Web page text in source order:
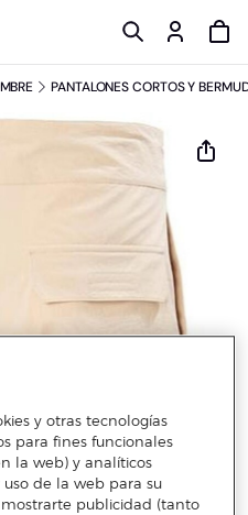
PANTALONES CORTOS Y
y otras tecnologías
para fines funcionales
la web) y analíticos
de la web para su
publicidad (tanto